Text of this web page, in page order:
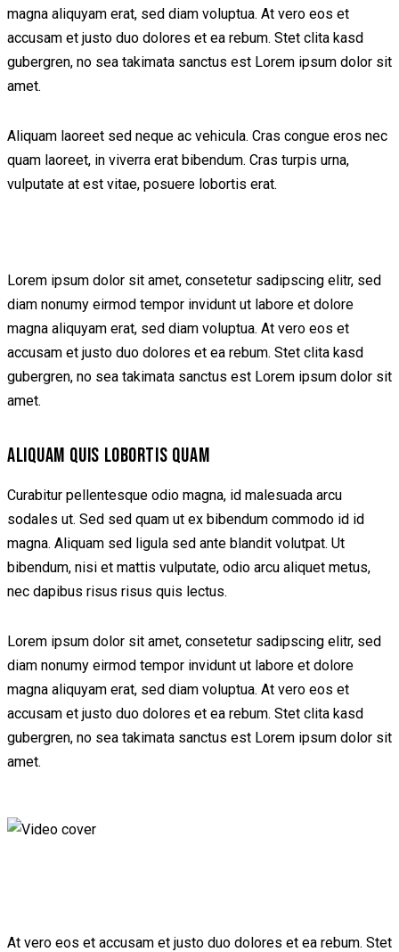
magna aliquyam erat, sed diam voluptua. At vero eos et
accusam et justo duo dolores et ea rebum. Stet clita kasd
gubergren, no sea takimata sanctus est Lorem ipsum dolor sit
amet.
Aliquam laoreet sed neque ac vehicula. Cras congue eros nec
quam laoreet, in viverra erat bibendum. Cras turpis urna,
vulputate at est vitae, posuere lobortis erat.
Lorem ipsum dolor sit amet, consetetur sadipscing elitr, sed
diam nonumy eirmod tempor invidunt ut labore et dolore
magna aliquyam erat, sed diam voluptua. At vero eos et
accusam et justo duo dolores et ea rebum. Stet clita kasd
gubergren, no sea takimata sanctus est Lorem ipsum dolor sit
amet.
ALIQUAM QUIS LOBORTIS QUAM
Curabitur pellentesque odio magna, id malesuada arcu
sodales ut. Sed sed quam ut ex bibendum commodo id id
magna. Aliquam sed ligula sed ante blandit volutpat. Ut
bibendum, nisi et mattis vulputate, odio arcu aliquet metus,
nec dapibus risus risus quis lectus.
Lorem ipsum dolor sit amet, consetetur sadipscing elitr, sed
diam nonumy eirmod tempor invidunt ut labore et dolore
magna aliquyam erat, sed diam voluptua. At vero eos et
accusam et justo duo dolores et ea rebum. Stet clita kasd
gubergren, no sea takimata sanctus est Lorem ipsum dolor sit
amet.
At vero eos et accusam et justo duo dolores et ea rebum. Stet